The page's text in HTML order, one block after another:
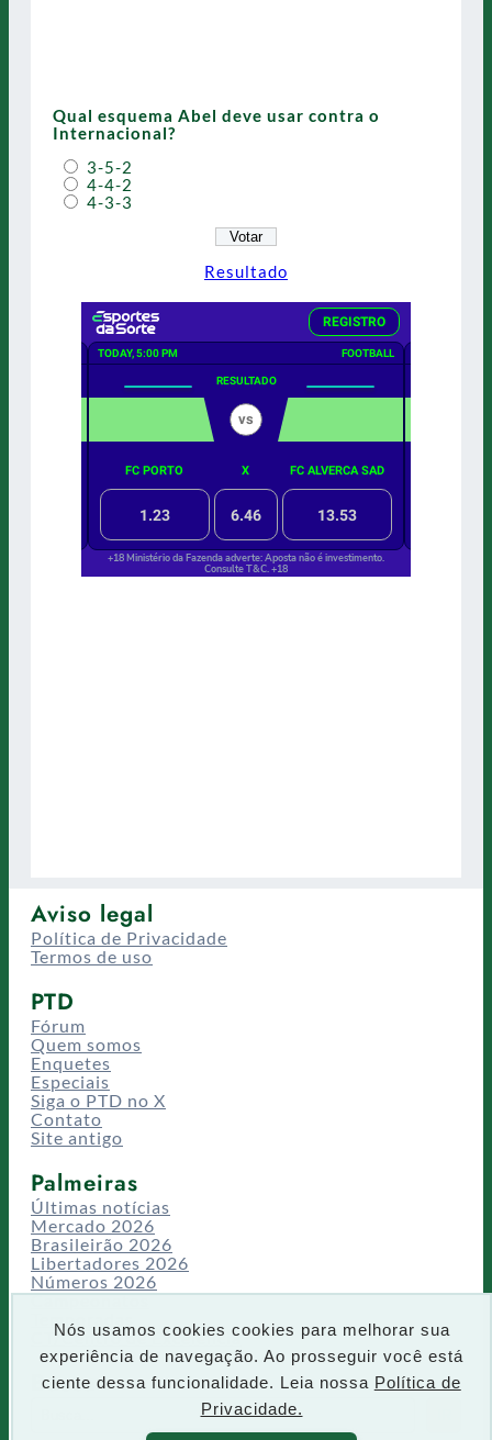
Nós usamos cookies cookies para melhorar sua
experiência de navegação. Ao prosseguir você está
ciente dessa funcionalidade. Leia nossa Política de
Privacidade.
Qual esquema Abel deve usar contra o
Internacional?
3-5-2
4-4-2
4-3-3
Resultado
Aviso legal
Política de Privacidade
Termos de uso
PTD
Fórum
Quem somos
Enquetes
Especiais
Siga o PTD no X
Contato
Site antigo
Palmeiras
Últimas notícias
Mercado 2026
Brasileirão 2026
Libertadores 2026
Números 2026
Campeonatos
CT/Centro de Excelência
Busca
P
e